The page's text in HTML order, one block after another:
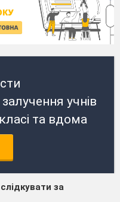
учнів
та вдома
за